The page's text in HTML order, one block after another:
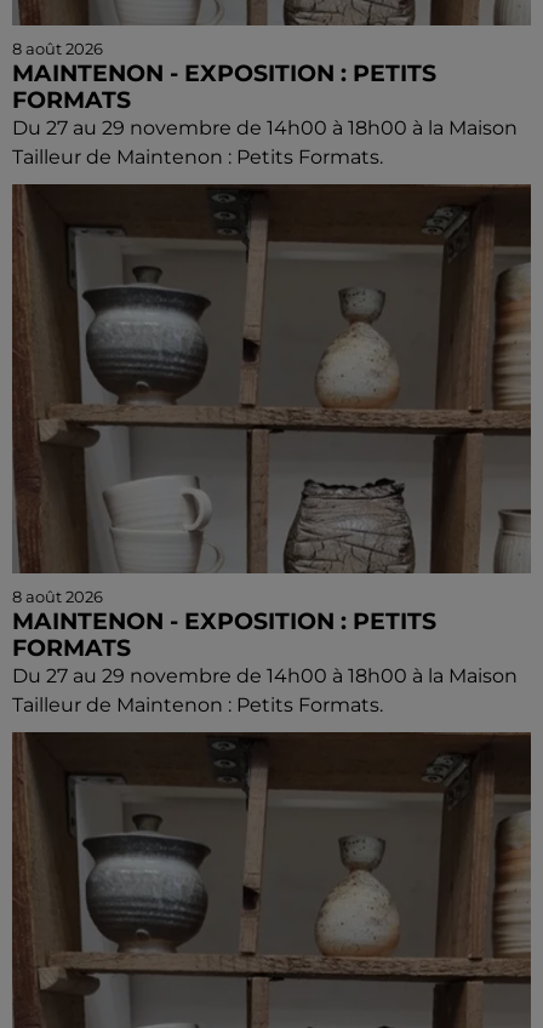
8 août 2026
MAINTENON - EXPOSITION : PETITS
FORMATS
Du 27 au 29 novembre de 14h00 à 18h00 à la Maison
Tailleur de Maintenon : Petits Formats.
8 août 2026
MAINTENON - EXPOSITION : PETITS
FORMATS
Du 27 au 29 novembre de 14h00 à 18h00 à la Maison
Tailleur de Maintenon : Petits Formats.